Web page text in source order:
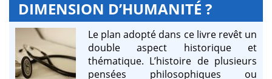
DIMENSION D’HUMANITÉ ?
Le plan adopté dans ce livre revêt un
double aspect historique et
thématique. L’histoire de plusieurs
pensées philosophiques ou